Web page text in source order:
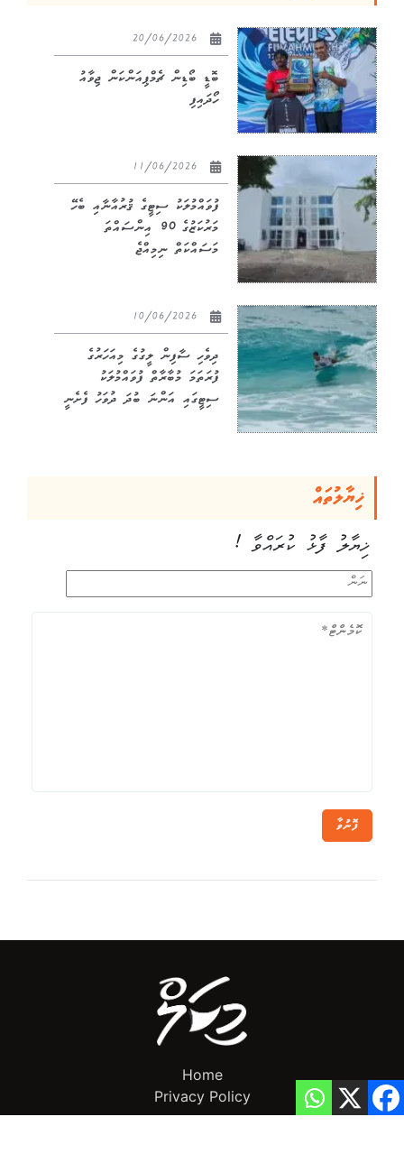
ބޮޑީ ބޯޑިން ޗެމްޕިއަންކަން ޖިވާއު
ހޯދައިފި
ފުވައްމުލަކު ސިޓީގެ ޤުރުއާނާއި ބެހޭ
މަރުކަޒުގެ 90 އިންސައްތަ
މަސައްކަތް ނިމިއްޖެ
ދިވެހި ސާފިން ލީގުގެ މިއަހަރުގެ
ފުރަތަމަ މުބާރާތް ފުވައްމުލަކު
ސިޓީގައި އަންނަ ބުދަ ދުވަހު ފެށެނީ
ޚިޔާލުތައް
ޚިޔާލު ފާޅު ކުރައްވާ !
ފޮނުވާ
Home
Privacy Policy